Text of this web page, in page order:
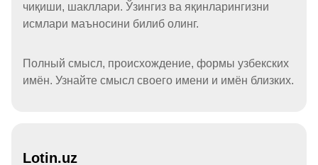
чиқиши, шакллари. Ўзингиз ва яқинларингизни
исмлари маъносини билиб олинг.
Полный смысл, происхождение, формы узбекских
имён. Узнайте смысл своего имени и имён близких.
Lotin.uz